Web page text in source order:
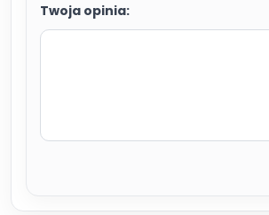
Twoja opinia: